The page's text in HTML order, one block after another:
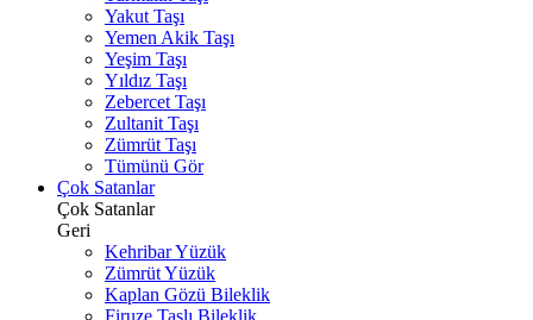
Yakut Taşı
Yemen Akik Taşı
Yeşim Taşı
Yıldız Taşı
Zebercet Taşı
Zultanit Taşı
Zümrüt Taşı
Tümünü Gör
Çok Satanlar
Çok Satanlar
Geri
Kehribar Yüzük
Zümrüt Yüzük
Kaplan Gözü Bileklik
Firuze Taşlı Bileklik